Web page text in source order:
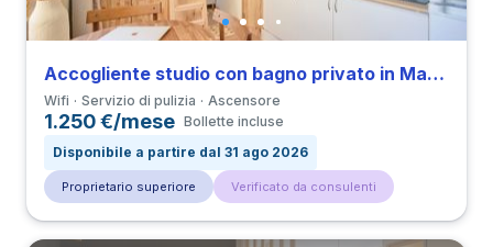
Accogliente studio con bagno privato in Marquês de Pombal
Wifi Servizio di pulizia Ascensore
1.250 €/mese Bollette incluse
Disponibile a partire dal 31 ago 2026
Proprietario superiore Verificato da consulenti